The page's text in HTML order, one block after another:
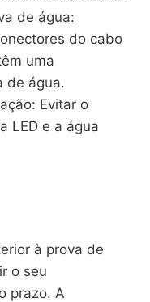
de água:
do cabo
uma
de água.
Evitar o
LED e a água
à prova de
o seu
prazo. A